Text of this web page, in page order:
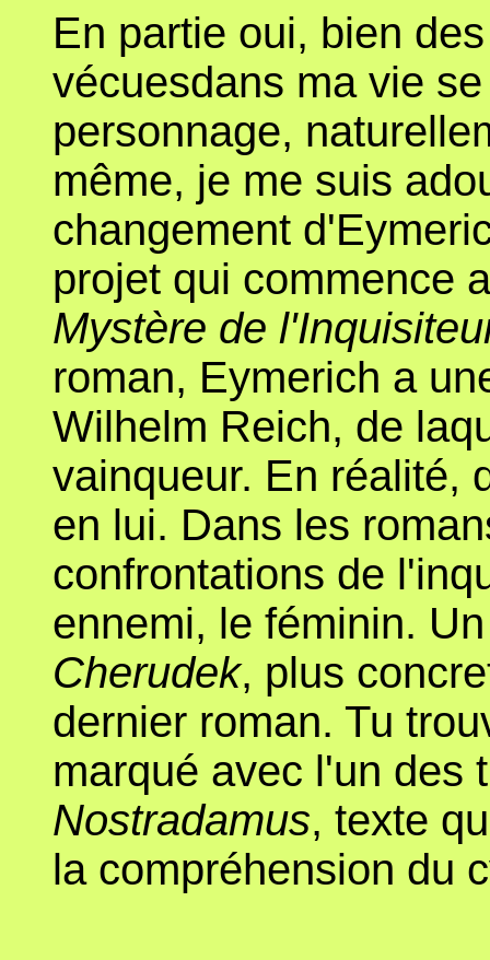
En partie oui, bien
vécuesdans ma vie
personnage,
même, je me suis
changement
projet qui commence
Mystère de
roman, Eymerich a
Wilhelm Reich, de
vainqueur. En réalité,
en lui. Dans les
confrontations de
ennemi, le féminin.
Cherudek, plus
dernier roman. Tu
marqué avec l'un des
Nostradamus, texte
la compréhension du